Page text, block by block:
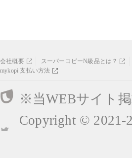
会社概要 スーパーコピーN級品とは？
mykopi 支払い方法
※当WEBサイト
Copyright © 2021-